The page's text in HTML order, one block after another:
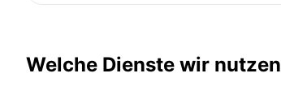
Welche Dienste wir nutzen